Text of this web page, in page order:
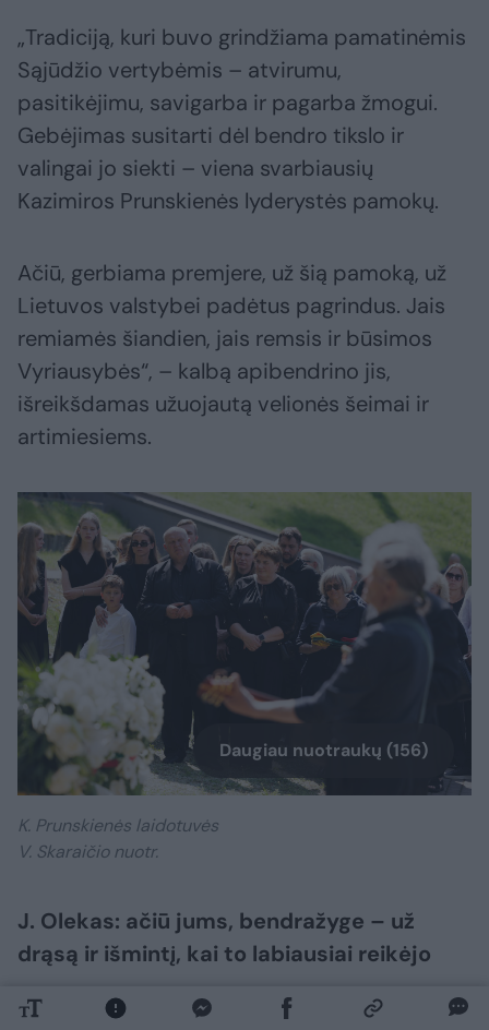
„Tradiciją, kuri buvo grindžiama pamatinėmis
Sąjūdžio vertybėmis – atvirumu,
pasitikėjimu, savigarba ir pagarba žmogui.
Gebėjimas susitarti dėl bendro tikslo ir
valingai jo siekti – viena svarbiausių
Kazimiros Prunskienės lyderystės pamokų.
Ačiū, gerbiama premjere, už šią pamoką, už
Lietuvos valstybei padėtus pagrindus. Jais
remiamės šiandien, jais remsis ir būsimos
Vyriausybės“, – kalbą apibendrino jis,
išreikšdamas užuojautą velionės šeimai ir
artimiesiems.
Daugiau nuotraukų (156)
K. Prunskienės laidotuvės
V. Skaraičio nuotr.
J. Olekas: ačiū jums, bendražyge – už
drąsą ir išmintį, kai to labiausiai reikėjo